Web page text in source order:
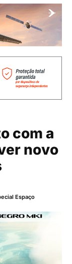
com a
novo
Espaço